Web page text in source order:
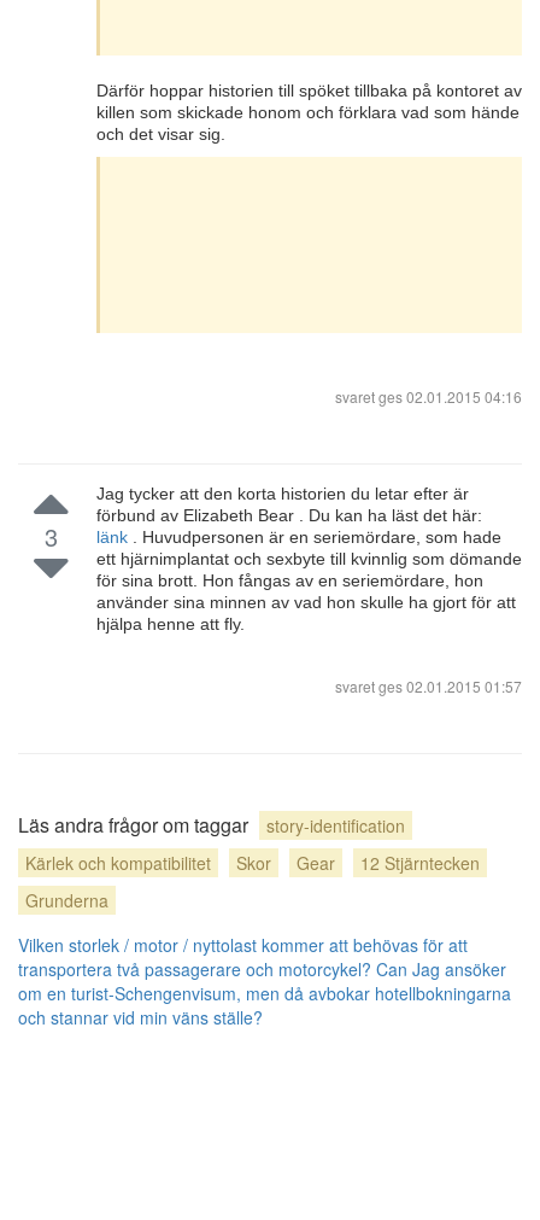
Därför hoppar historien till spöket tillbaka på kontoret av
killen som skickade honom och förklara vad som hände
och det visar sig.
svaret ges02.01.2015 04:16
3
Jag tycker att den korta historien du letar efter är
förbund av Elizabeth Bear . Du kan ha läst det här:
länk
. Huvudpersonen är en seriemördare, som hade
ett hjärnimplantat och sexbyte till kvinnlig som dömande
för sina brott. Hon fångas av en seriemördare, hon
använder sina minnen av vad hon skulle ha gjort för att
hjälpa henne att fly.
svaret ges02.01.2015 01:57
Läs andra frågor om taggar
story-identification
Kärlek och kompatibilitet
Skor Gear
12 Stjärntecken
Grunderna
Vilken storlek / motor / nyttolast kommer att behövas för att
transportera två passagerare och motorcykel? Can Jag ansöker
om en turist-Schengenvisum, men då avbokar hotellbokningarna
och stannar vid min väns ställe?